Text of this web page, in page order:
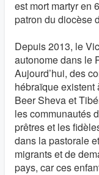
est mort martyr en
patron du diocèse
Depuis 2013, le
autonome dans le
Aujourd’hui, des
hébraïque existent
Beer Sheva et
les communautés
prêtres et les
dans la pastorale
migrants et de
pays, car ces